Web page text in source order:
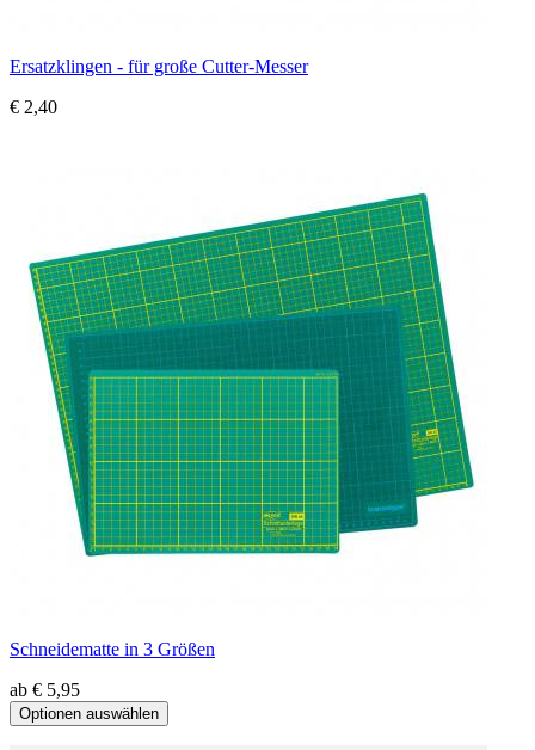
Ersatzklingen - für große Cutter-Messer
€ 2,40
Schneidematte in 3 Größen
ab € 5,95